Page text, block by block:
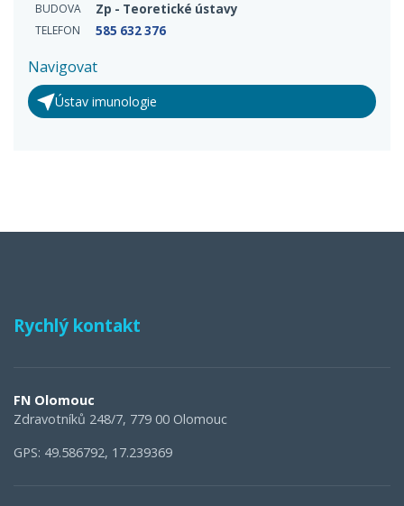
BUDOVA Zp - Teoretické ústavy
TELEFON 585 632 376
Navigovat
Ústav imunologie
Rychlý kontakt
FN Olomouc
Zdravotníků 248/7, 779 00 Olomouc
GPS: 49.586792, 17.239369